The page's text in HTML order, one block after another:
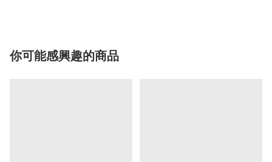
你可能感興趣的商品